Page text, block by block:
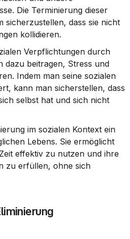
Die Terminierung dieser
sicherzustellen, dass sie nicht
kollidieren.
Verpflichtungen durch
dazu beitragen, Stress und
Indem man seine sozialen
kann man sicherstellen, dass
selbst hat und sich nicht
im sozialen Kontext ein
Lebens. Sie ermöglicht
effektiv zu nutzen und ihre
zu erfüllen, ohne sich